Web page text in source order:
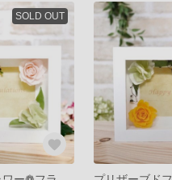
SOLD OUT